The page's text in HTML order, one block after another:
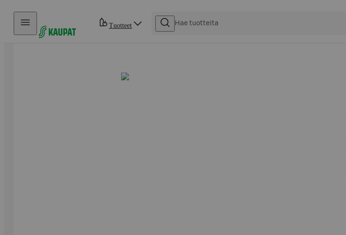
Hyppää sisältöön
Tuotteet